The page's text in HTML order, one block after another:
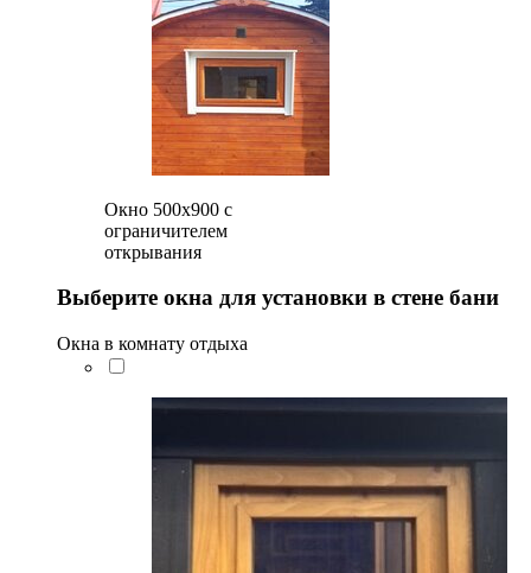
Окно 500x900 с
ограничителем
открывания
Выберите окна для установки в стене бани
Окна в комнату отдыха